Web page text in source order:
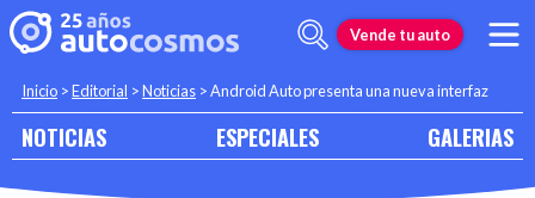
Vende tu auto
Inicio >Editorial >Noticias >Android Auto presenta una nueva interfaz
NOTICIAS ESPECIALES GALERIAS